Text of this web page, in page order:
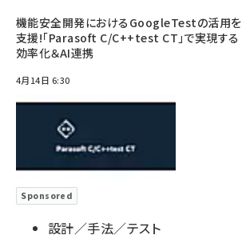
機能安全開発におけるGoogleTestの活用を
支援!「Parasoft C/C++test CT」で実現する
効率化＆AI連携
4月14日 6:30
Sponsored
設計／手法／テスト